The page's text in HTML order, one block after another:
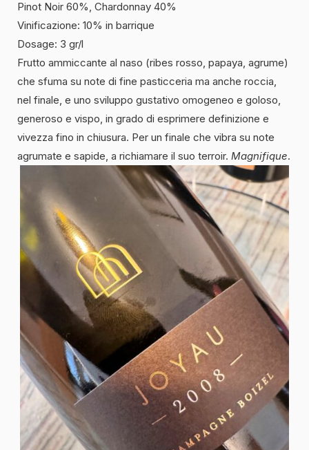
Pinot Noir 60%, Chardonnay 40%
Vinificazione: 10% in barrique
Dosage: 3 gr/l
Frutto ammiccante al naso (ribes rosso, papaya, agrume)
che sfuma su note di fine pasticceria ma anche roccia,
nel finale, e uno sviluppo gustativo omogeneo e goloso,
generoso e vispo, in grado di esprimere definizione e
vivezza fino in chiusura. Per un finale che vibra su note
agrumate e sapide, a richiamare il suo terroir. Magnifique.